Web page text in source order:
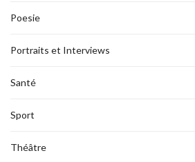
Poesie
Portraits et Interviews
Santé
Sport
Théâtre